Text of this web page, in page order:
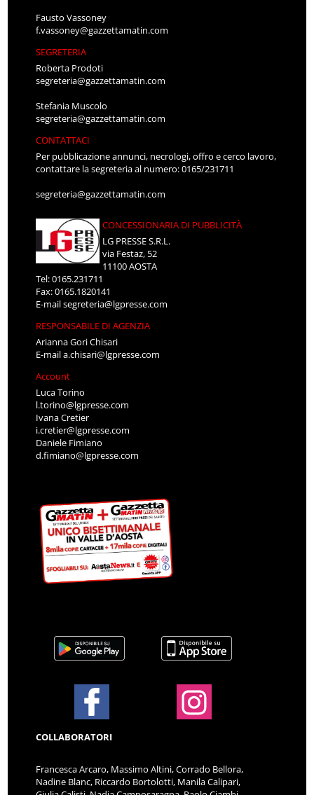
Fausto Vassoney
f.vassoney@gazzettamatin.com
SEGRETERIA
Roberta Prodoti
segreteria@gazzettamatin.com
Stefania Muscolo
segreteria@gazzettamatin.com
CONTATTACI
Per pubblicazione annunci, necrologi, offro e cerco lavoro,
contattare la segreteria al numero: 0165/231711
segreteria@gazzettamatin.com
CONCESSIONARIA DI PUBBLICITÀ
LG PRESSE S.R.L.
via Festaz, 52
11100 AOSTA
Tel: 0165.231711
Fax: 0165.1820141
E-mailsegreteria@lgpresse.com
RESPONSABILE DI AGENZIA
Arianna Gori Chisari
E-maila.chisari@lgpresse.com
Account
Luca Torino
l.torino@lgpresse.com
Ivana Cretier
i.cretier@lgpresse.com
Daniele Fimiano
d.fimiano@lgpresse.com
COLLABORATORI
Francesca Arcaro, Massimo Altini, Corrado Bellora,
Nadine Blanc, Riccardo Bortolotti, Manila Calipari,